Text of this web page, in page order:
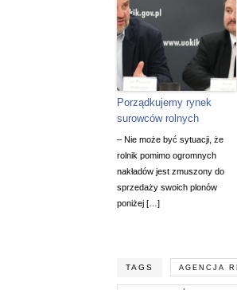
Porządkujemy rynek
surowców rolnych
– Nie może być sytuacji, że
rolnik pomimo ogromnych
nakładów jest zmuszony do
sprzedaży swoich plonów
poniżej […]
TAGS AGENCJA